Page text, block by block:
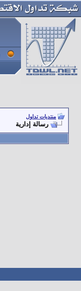
منتديات تداول
رسالة إدارية